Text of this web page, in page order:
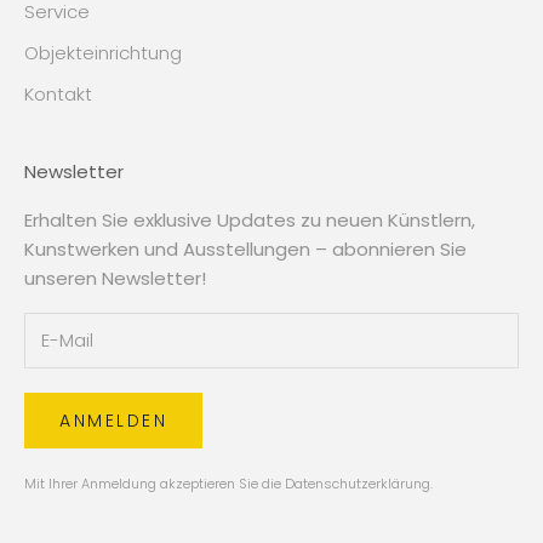
Service
Objekteinrichtung
Kontakt
Newsletter
Erhalten Sie exklusive Updates zu neuen Künstlern,
Kunstwerken und Ausstellungen – abonnieren Sie
unseren Newsletter!
ANMELDEN
Mit Ihrer Anmeldung akzeptieren Sie die Datenschutzerklärung.